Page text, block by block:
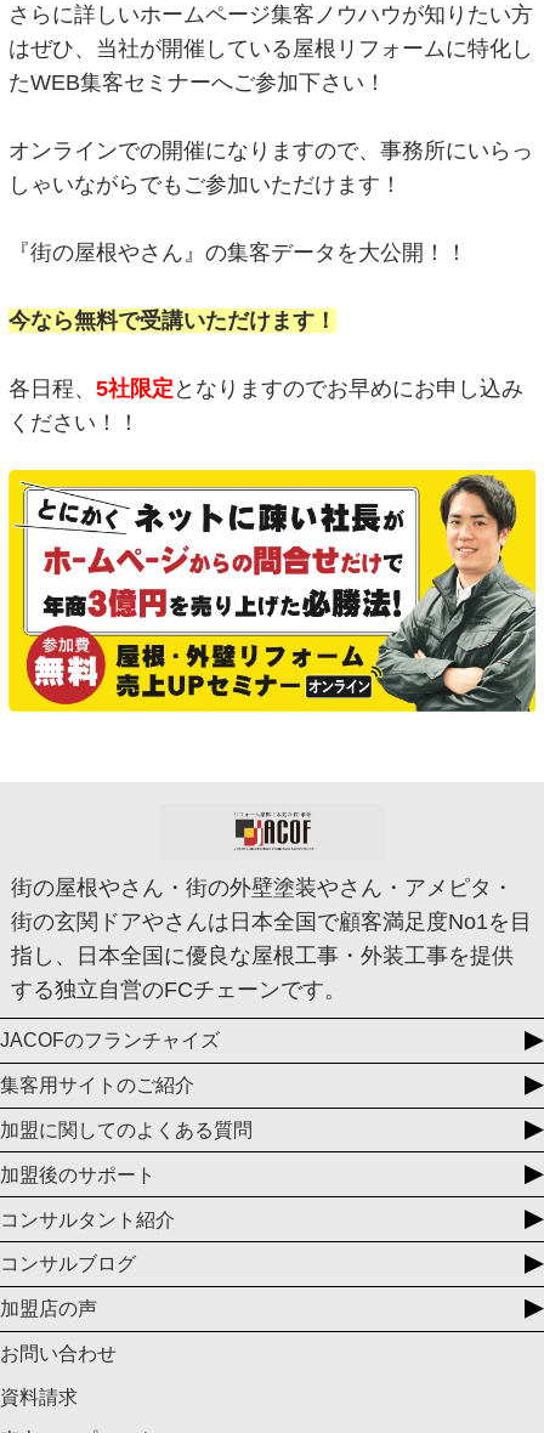
さらに詳しいホームページ集客ノウハウが知りたい方
はぜひ、当社が開催している屋根リフォームに特化し
たWEB集客セミナーへご参加下さい！
オンラインでの開催になりますので、事務所にいらっ
しゃいながらでもご参加いただけます！
『街の屋根やさん』の集客データを大公開！！
今なら無料で受講いただけます！
各日程、5社限定 となりますのでお早めにお申し込み
ください！！
街の屋根やさん・街の外壁塗装やさん・アメピタ・
街の玄関ドアやさんは日本全国で顧客満足度No1を目
指し、日本全国に優良な屋根工事・外装工事を提供
する独立自営のFCチェーンです。
JACOFのフランチャイズ
集客用サイトのご紹介
加盟に関してのよくある質問
加盟後のサポート
コンサルタント紹介
コンサルブログ
加盟店の声
お問い合わせ
資料請求